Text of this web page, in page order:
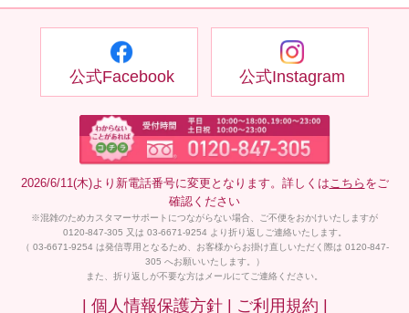
公式Facebook 公式Instagram
2026/6/11(木)より新電話番号に変更となります。詳しくは こちら をご
確認ください
※混雑のためカスタマーサポートにつながらない場合、ご不便をおかけいたしますが
0120-847-305 又は 03-6671-9254 より折り返しご連絡いたします。
（ 03-6671-9254 は発信専用となるため、お客様からお掛け直しいただく際は 0120-847-
305 へお願いいたします。）
また、折り返しが不要な方はメールにてご連絡ください。
| 個人情報保護方針 | ご利用規約 |